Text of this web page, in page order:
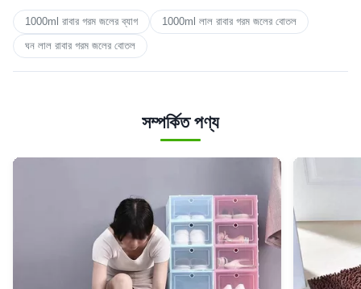
1000ml রাবার গরম জলের ব্যাগ
1000ml লাল রাবার গরম জলের বোতল
ঘন লাল রাবার গরম জলের বোতল
সম্পর্কিত পণ্য